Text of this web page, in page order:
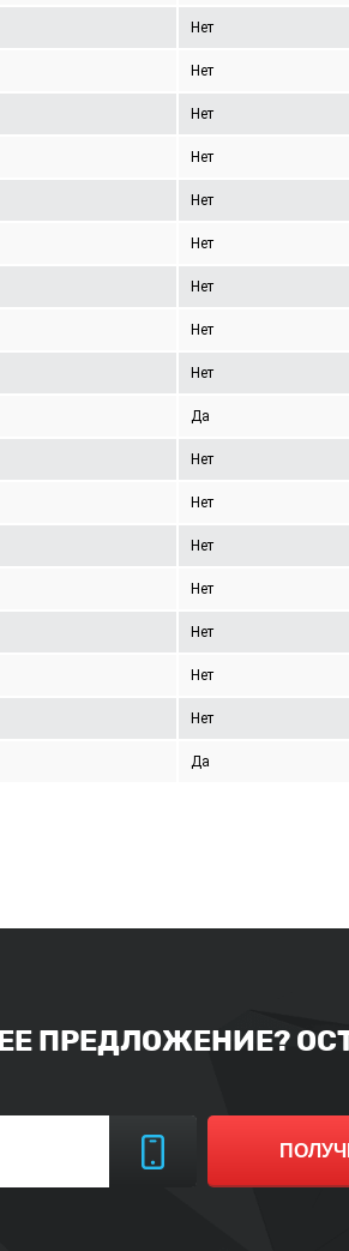
Нет
Нет
Нет
Нет
Нет
Нет
Нет
Нет
Нет
Да
Нет
Нет
Нет
Нет
Нет
Нет
Нет
Да
ПРЕДЛОЖЕНИЕ?